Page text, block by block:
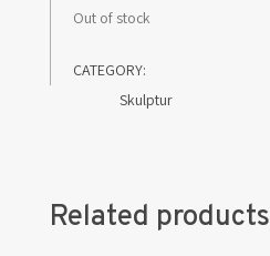
Out of stock
CATEGORY:
Skulptur
Related products